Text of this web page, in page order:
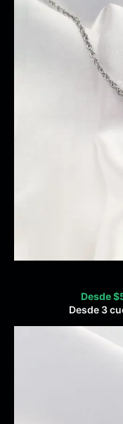
Desde$
Desde 3